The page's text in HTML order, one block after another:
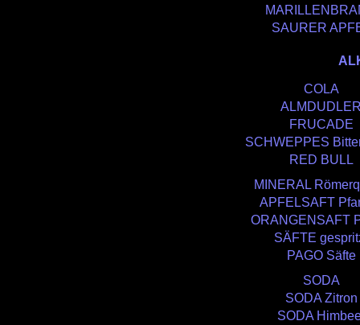
SAURER
COLA
FRUCADE
SCHWEPPES
RED BULL
MINERAL
APFELSAFT
ORANGENSAFT
SÄFTE
PAGO Säfte
SODA
SODA Zitron
SODA